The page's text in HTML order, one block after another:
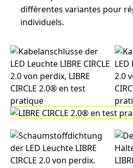
différentes variantes pour
individuels.